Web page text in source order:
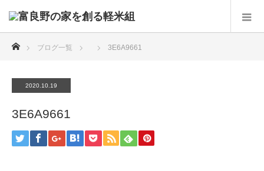
ブログ一覧 3E6A9661
2020.10.19
3E6A9661